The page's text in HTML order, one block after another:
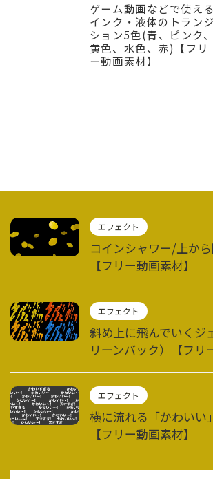
ゲーム動画などで使える
インク・液体のトランジ
ション5色(青、ピンク、
黄色、水色、赤)【フリ
ー動画素材】
エフェクト
コインシャワー/上か
【フリー動画素材】
エフェクト
斜め上に飛んでいくジ
リーンバック）【フリ
エフェクト
横に流れる「かわいい
【フリー動画素材】